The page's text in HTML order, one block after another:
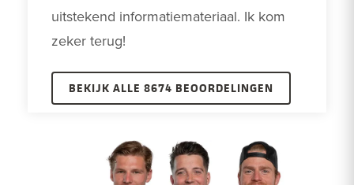
uitstekend informatiemateriaal. Ik kom
zeker terug!
BEKIJK ALLE 8674 BEOORDELINGEN